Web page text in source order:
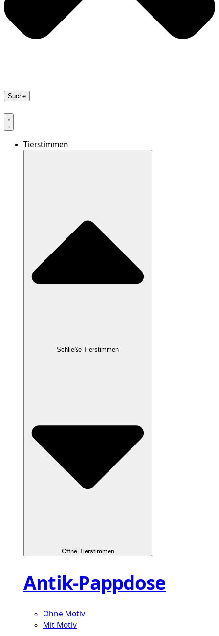
Suche
Tierstimmen
Schließe Tierstimmen
Öffne Tierstimmen
Antik-Pappdose
Ohne Motiv
Mit Motiv